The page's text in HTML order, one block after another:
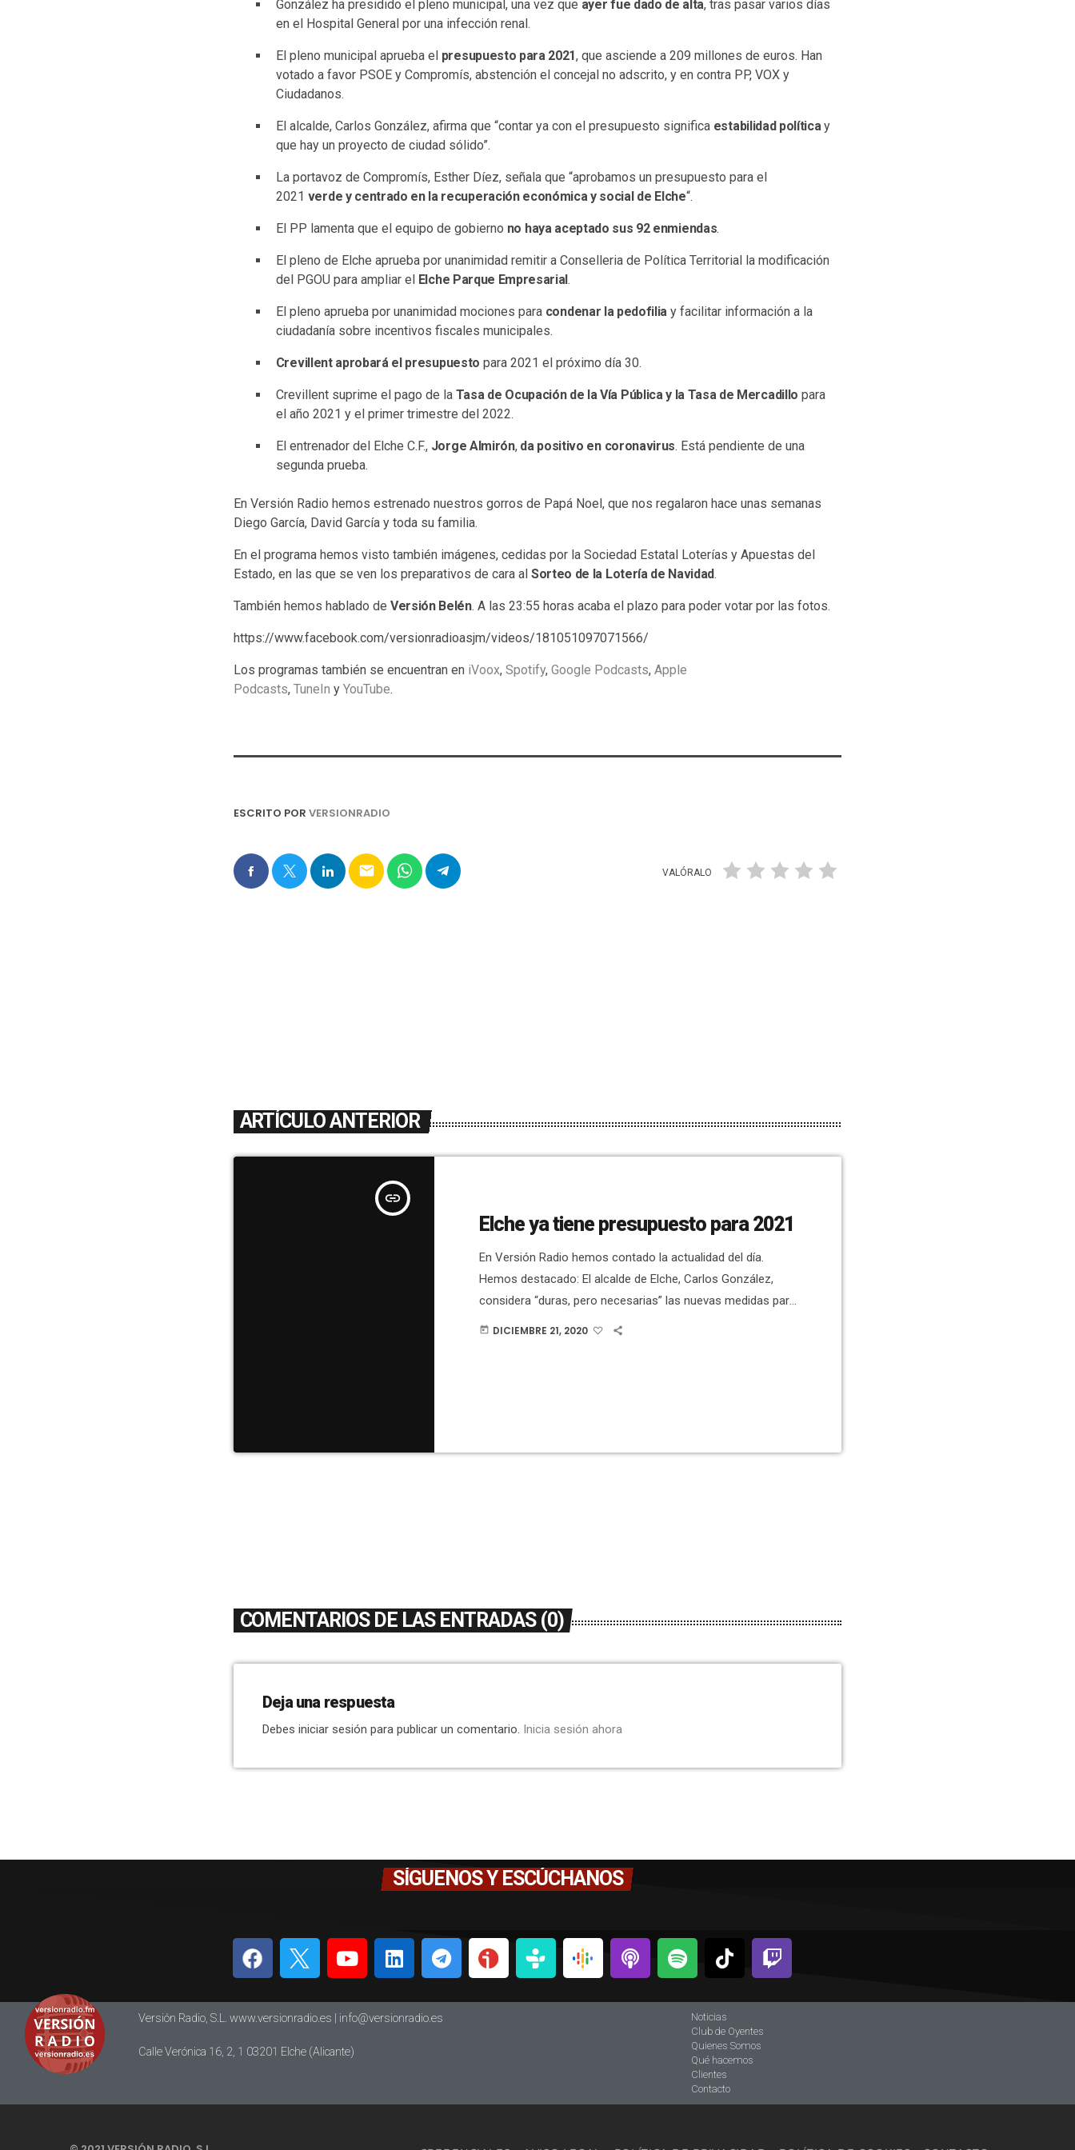
González ha presidido el pleno municipal, una vez que ayer fue dado de alta, tras pasar varios días
en el Hospital General por una infección renal.
El pleno municipal aprueba el presupuesto para 2021, que asciende a 209 millones de euros. Han
votado a favor PSOE y Compromís, abstención el concejal no adscrito, y en contra PP, VOX y
Ciudadanos.
El alcalde, Carlos González, afirma que “contar ya con el presupuesto significa estabilidad política y
que hay un proyecto de ciudad sólido”.
La portavoz de Compromís, Esther Díez, señala que “aprobamos un presupuesto para el
2021 verde y centrado en la recuperación económica y social de Elche“.
El PP lamenta que el equipo de gobierno no haya aceptado sus 92 enmiendas.
El pleno de Elche aprueba por unanimidad remitir a Conselleria de Política Territorial la modificación
del PGOU para ampliar el Elche Parque Empresarial.
El pleno aprueba por unanimidad mociones para condenar la pedofilia y facilitar información a la
ciudadanía sobre incentivos fiscales municipales.
Crevillent aprobará el presupuesto para 2021 el próximo día 30.
Crevillent suprime el pago de la Tasa de Ocupación de la Vía Pública y la Tasa de Mercadillo para
el año 2021 y el primer trimestre del 2022.
El entrenador del Elche C.F., Jorge Almirón,da positivo en coronavirus. Está pendiente de una
segunda prueba.
En Versión Radio hemos estrenado nuestros gorros de Papá Noel, que nos regalaron hace unas semanas
Diego García, David García y toda su familia.
En el programa hemos visto también imágenes, cedidas por la Sociedad Estatal Loterías y Apuestas del
Estado, en las que se ven los preparativos de cara al Sorteo de la Lotería de Navidad.
También hemos hablado de Versión Belén. A las 23:55 horas acaba el plazo para poder votar por las fotos.
https://www.facebook.com/versionradioasjm/videos/181051097071566/
Los programas también se encuentran en iVoox, Spotify, Google Podcasts, Apple
Podcasts, TuneIn y YouTube.
ESCRITO POR VERSIONRADIO
email VALÓRALO
ARTÍCULO ANTERIOR
insert_link
Elche ya tiene presupuesto para 2021
En Versión Radio hemos contado la actualidad del día.
Hemos destacado: El alcalde de Elche, Carlos González,
considera “duras, pero necesarias” las nuevas medidas para
frenar la expansión de la pandemia del
today DICIEMBRE 21, 2020
COMENTARIOS DE LAS ENTRADAS (0)
Deja una respuesta
Debes iniciar sesión para publicar un comentario. Inicia sesión ahora
SÍGUENOS Y ESCÚCHANOS
Versión Radio, S.L. www.versionradio.es | info@versionradio.es
Calle Verónica 16, 2, 1 03201 Elche (Alicante)
Noticias
Club de Oyentes
Quienes Somos
Qué hacemos
Clientes
Contacto